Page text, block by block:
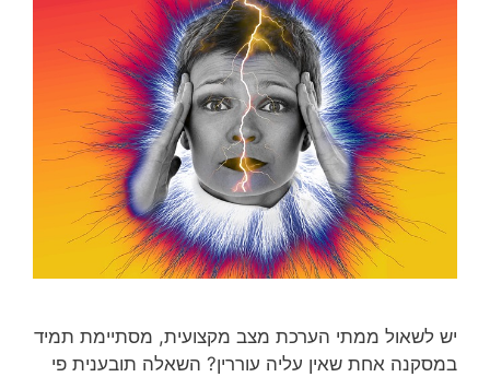
יש לשאול ממתי הערכת מצב מקצועית, מסתיימת תמיד
במסקנה אחת שאין עליה עוררין? השאלה תובענית פי